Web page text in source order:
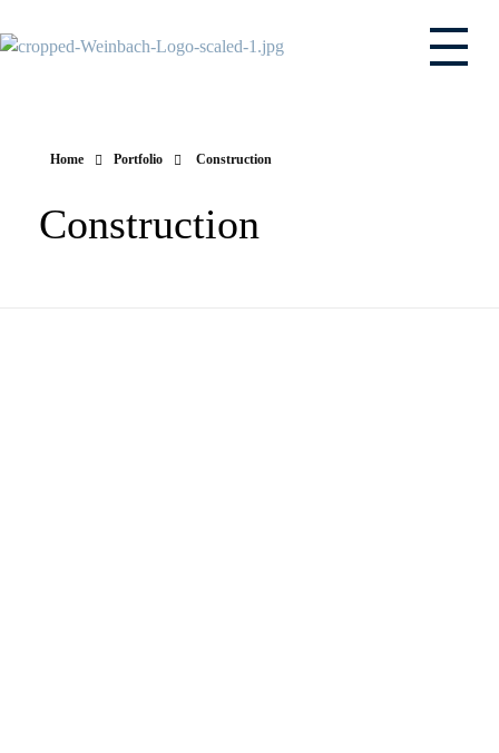
Home Portfolio Construction
Construction